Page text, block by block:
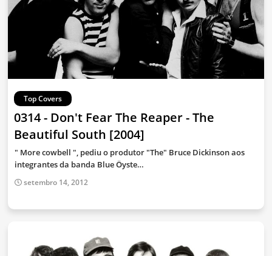
Top Covers
0314 - Don't Fear The Reaper - The
Beautiful South [2004]
" More cowbell ", pediu o produtor "The" Bruce Dickinson aos
integrantes da banda Blue Öyste…
setembro 14, 2012